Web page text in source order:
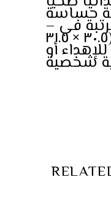
– تصميم أنيق: مُرتبة في
علبة هدايا أنيقة (٣٠.٥ × ٣١.٥
للإهداء أو